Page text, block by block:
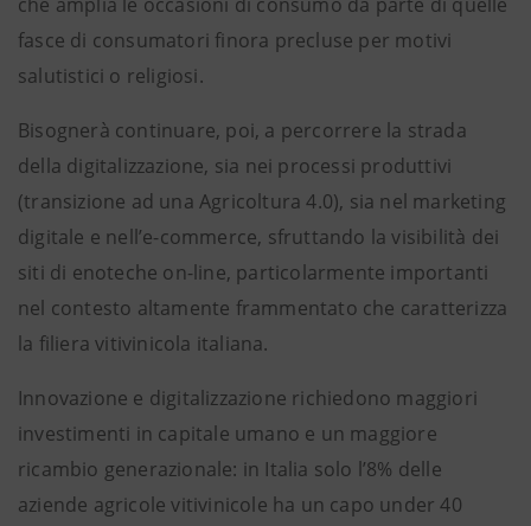
fasce di consumatori finora precluse per motivi
salutistici o religiosi.
Bisognerà continuare, poi, a percorrere la strada
della digitalizzazione, sia nei processi produttivi
(transizione ad una Agricoltura 4.0), sia nel marketing
digitale e nell’e-commerce, sfruttando la visibilità dei
siti di enoteche on-line, particolarmente importanti
nel contesto altamente frammentato che caratterizza
la filiera vitivinicola italiana.
Innovazione e digitalizzazione richiedono maggiori
investimenti in capitale umano e un maggiore
ricambio generazionale: in Italia solo l’8% delle
aziende agricole vitivinicole ha un capo under 40